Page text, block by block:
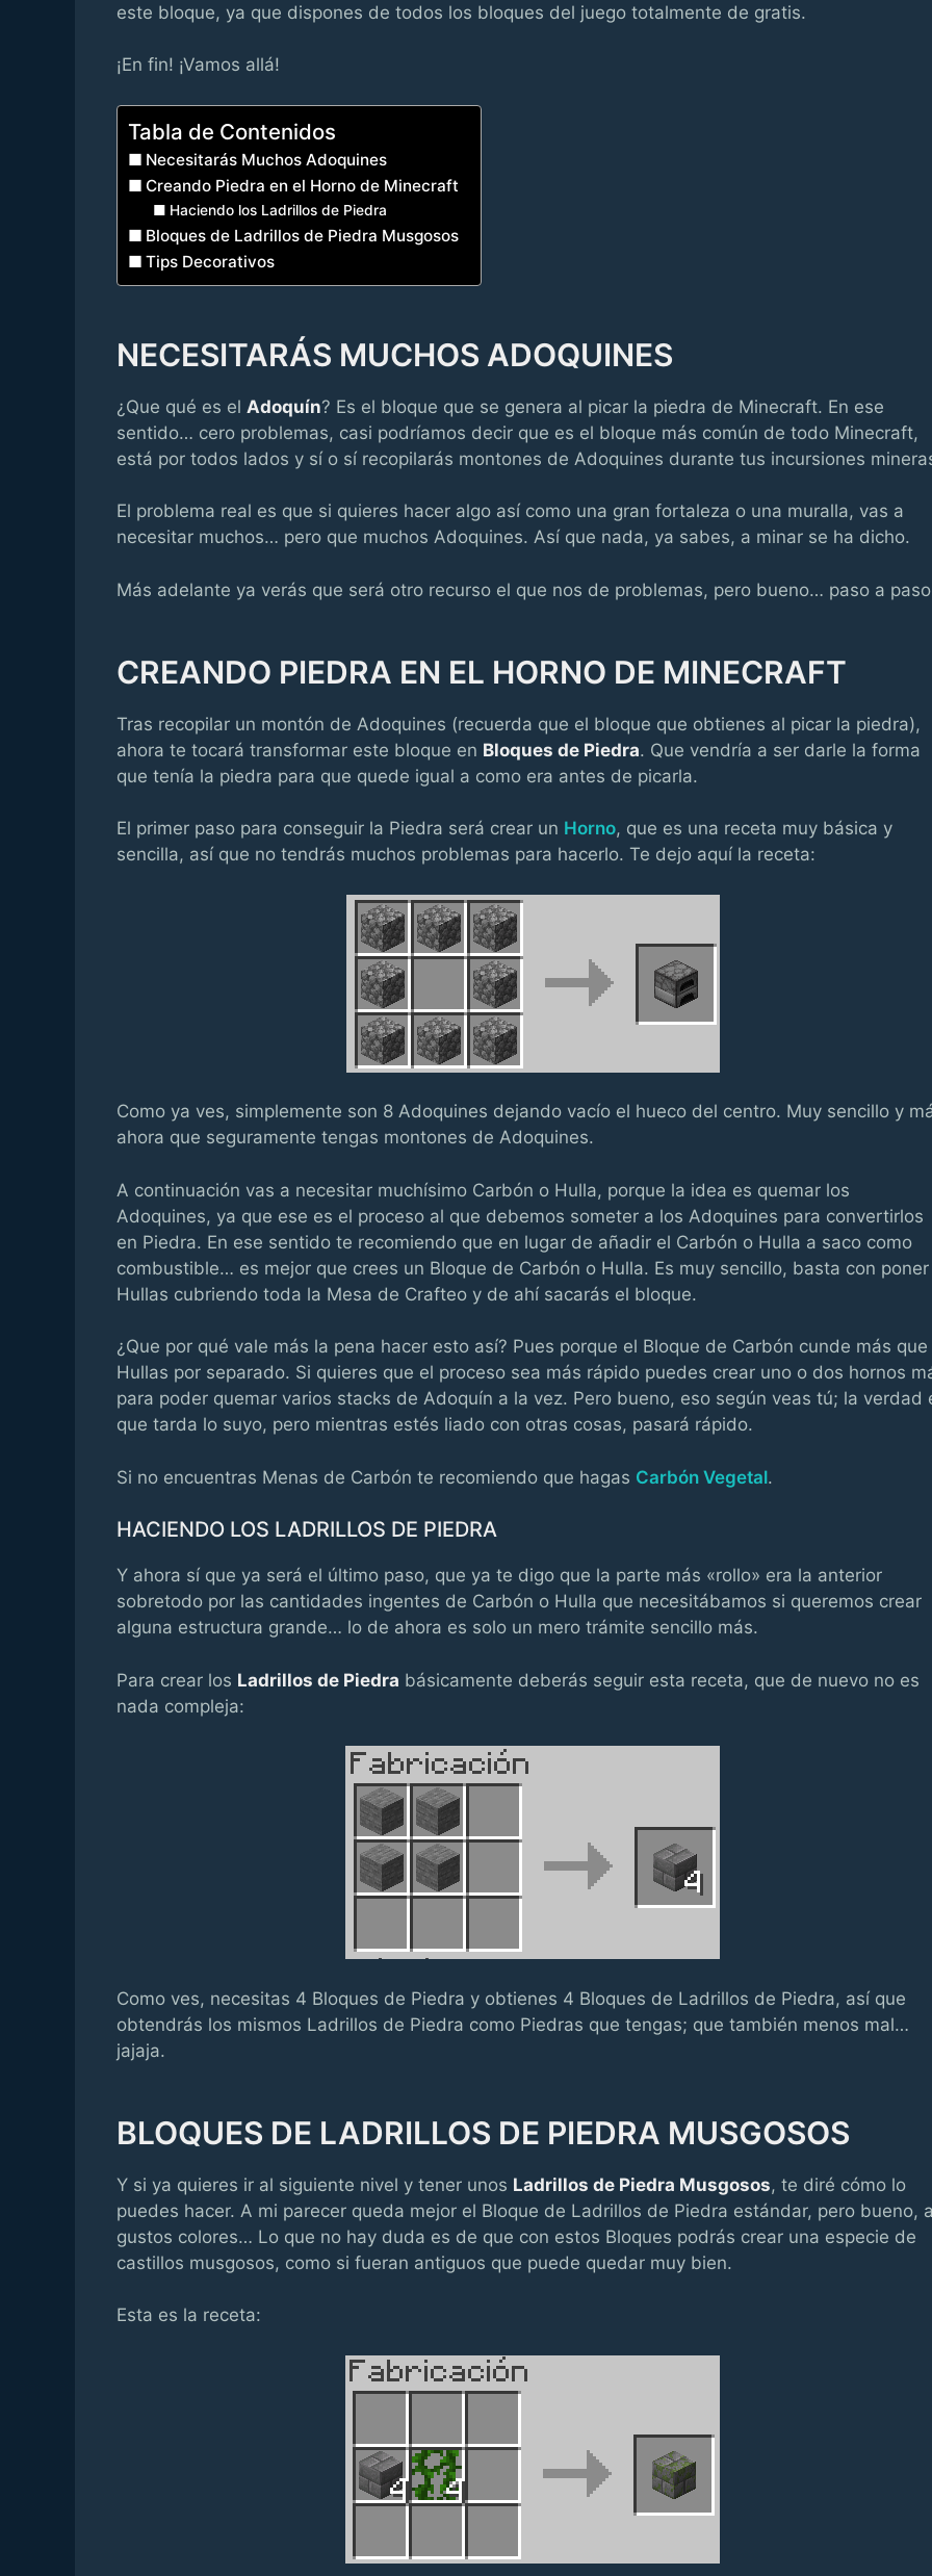
este bloque, ya que dispones de todos los bloques del juego totalmente de gratis.
¡En fin! ¡Vamos allá!
Tabla de Contenidos
Necesitarás Muchos Adoquines
Creando Piedra en el Horno de Minecraft
Haciendo los Ladrillos de Piedra
Bloques de Ladrillos de Piedra Musgosos
Tips Decorativos
NECESITARÁS MUCHOS ADOQUINES
¿Que qué es el Adoquín? Es el bloque que se genera al picar la piedra de Minecraft. En ese
sentido… cero problemas, casi podríamos decir que es el bloque más común de todo Minecraft,
está por todos lados y sí o sí recopilarás montones de Adoquines durante tus incursiones
El problema real es que si quieres hacer algo así como una gran fortaleza o una muralla, vas a
necesitar muchos… pero que muchos Adoquines. Así que nada, ya sabes, a minar se ha dicho.
Más adelante ya verás que será otro recurso el que nos de problemas, pero bueno… paso a
CREANDO PIEDRA EN EL HORNO DE MINECRAFT
Tras recopilar un montón de Adoquines (recuerda que el bloque que obtienes al picar la piedra),
ahora te tocará transformar este bloque en Bloques de Piedra. Que vendría a ser darle la forma
que tenía la piedra para que quede igual a como era antes de picarla.
El primer paso para conseguir la Piedra será crear un Horno, que es una receta muy básica y
sencilla, así que no tendrás muchos problemas para hacerlo. Te dejo aquí la receta:
Como ya ves, simplemente son 8 Adoquines dejando vacío el hueco del centro. Muy sencillo y
ahora que seguramente tengas montones de Adoquines.
A continuación vas a necesitar muchísimo Carbón o Hulla, porque la idea es quemar los
Adoquines, ya que ese es el proceso al que debemos someter a los Adoquines para convertirlos
en Piedra. En ese sentido te recomiendo que en lugar de añadir el Carbón o Hulla a saco como
combustible… es mejor que crees un Bloque de Carbón o Hulla. Es muy sencillo, basta con
Hullas cubriendo toda la Mesa de Crafteo y de ahí sacarás el bloque.
¿Que por qué vale más la pena hacer esto así? Pues porque el Bloque de Carbón cunde más
Hullas por separado. Si quieres que el proceso sea más rápido puedes crear uno o dos hornos
para poder quemar varios stacks de Adoquín a la vez. Pero bueno, eso según veas tú; la verdad
que tarda lo suyo, pero mientras estés liado con otras cosas, pasará rápido.
Si no encuentras Menas de Carbón te recomiendo que hagas Carbón Vegetal.
HACIENDO LOS LADRILLOS DE PIEDRA
Y ahora sí que ya será el último paso, que ya te digo que la parte más «rollo» era la anterior
sobretodo por las cantidades ingentes de Carbón o Hulla que necesitábamos si queremos crear
alguna estructura grande… lo de ahora es solo un mero trámite sencillo más.
Para crear los Ladrillos de Piedra básicamente deberás seguir esta receta, que de nuevo no es
nada compleja:
Como ves, necesitas 4 Bloques de Piedra y obtienes 4 Bloques de Ladrillos de Piedra, así que
obtendrás los mismos Ladrillos de Piedra como Piedras que tengas; que también menos mal…
jajaja.
BLOQUES DE LADRILLOS DE PIEDRA MUSGOSOS
Y si ya quieres ir al siguiente nivel y tener unos Ladrillos de Piedra Musgosos, te diré cómo lo
puedes hacer. A mi parecer queda mejor el Bloque de Ladrillos de Piedra estándar, pero bueno,
gustos colores… Lo que no hay duda es de que con estos Bloques podrás crear una especie de
castillos musgosos, como si fueran antiguos que puede quedar muy bien.
Esta es la receta: